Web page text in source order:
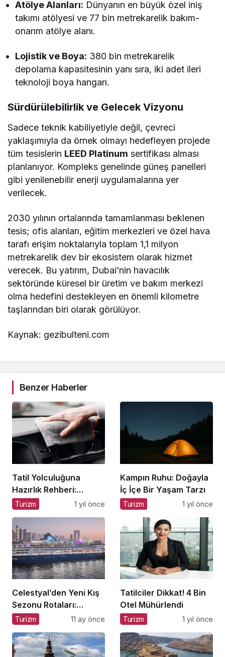
Atölye Alanları: Dünyanın en büyük özel iniş
takımı atölyesi ve 77 bin metrekarelik bakım-
onarım atölye alanı.
Lojistik ve Boya: 380 bin metrekarelik
depolama kapasitesinin yanı sıra, iki adet ileri
teknoloji boya hangarı.
Sürdürülebilirlik ve Gelecek Vizyonu
Sadece teknik kabiliyetiyle değil, çevreci
yaklaşımıyla da örnek olmayı hedefleyen projede
tüm tesislerin LEED Platinum sertifikası alması
planlanıyor. Kompleks genelinde güneş panelleri
gibi yenilenebilir enerji uygulamalarına yer
verilecek.
2030 yılının ortalarında tamamlanması beklenen
tesis; ofis alanları, eğitim merkezleri ve özel hava
tarafı erişim noktalarıyla toplam 1,1 milyon
metrekarelik dev bir ekosistem olarak hizmet
verecek. Bu yatırım, Dubai’nin havacılık
sektöründe küresel bir üretim ve bakım merkezi
olma hedefini destekleyen en önemli kilometre
taşlarından biri olarak görülüyor.
Kaynak: gezibulteni.com
Benzer Haberler
Tatil Yolculuğuna
Hazırlık Rehberi:
Aracınız İçin Almanız
Önlem!
Turizm 1 yıl önce
Kampın Ruhu: Doğayla
İç İçe Bir Yaşam Tarzı
Turizm 1 yıl önce
Celestyal’den Yeni Kış
Sezonu Rotaları:
Atina’dan Cidde’ye
Turizm 11 ay önce
Tatilciler Dikkat! 4 Bin
Otel Mühürlendi
Turizm 1 yıl önce